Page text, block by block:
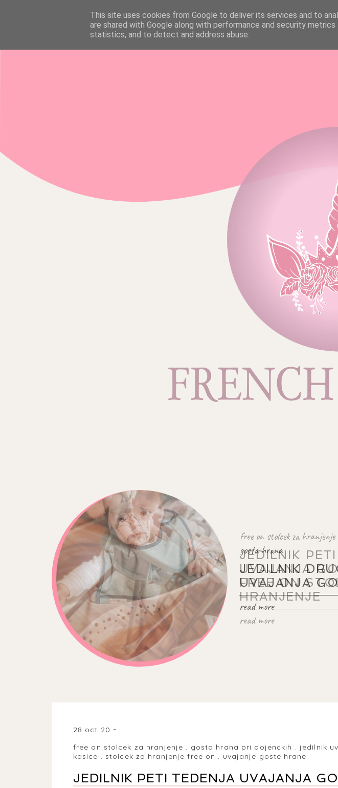
HOME FAQ & MEDIA KIT ALL
gosta hrana
JEDILNIK
UVAJANJA
read more
28 oct 20
free on stolcek za hranjenje . gosta hrana pri dojenckih . jedilnik
kasice . stolcek za hranjenje free on . uvajanje goste hrane
JEDILNIK PETI TEDENJA UVAJANJA
This site uses cookies from Google to deliver its services and to
are shared with Google along with performance and security
statistics, and to detect and address abuse.